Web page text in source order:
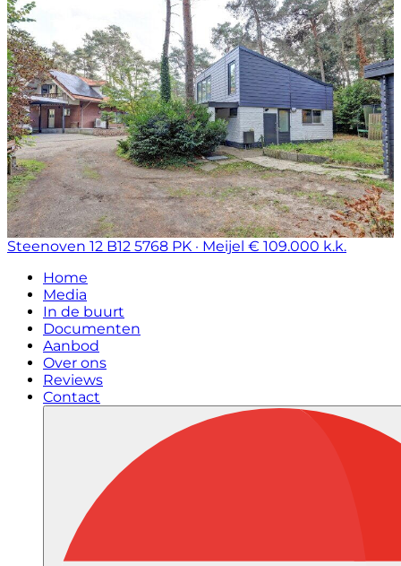
Steenoven 12 B12 5768 PK · Meijel € 109.000 k.k.
Home
Media
In de buurt
Documenten
Aanbod
Over ons
Reviews
Contact